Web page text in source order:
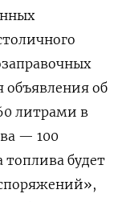
объявления об
литрами в
— 100
топлива будет